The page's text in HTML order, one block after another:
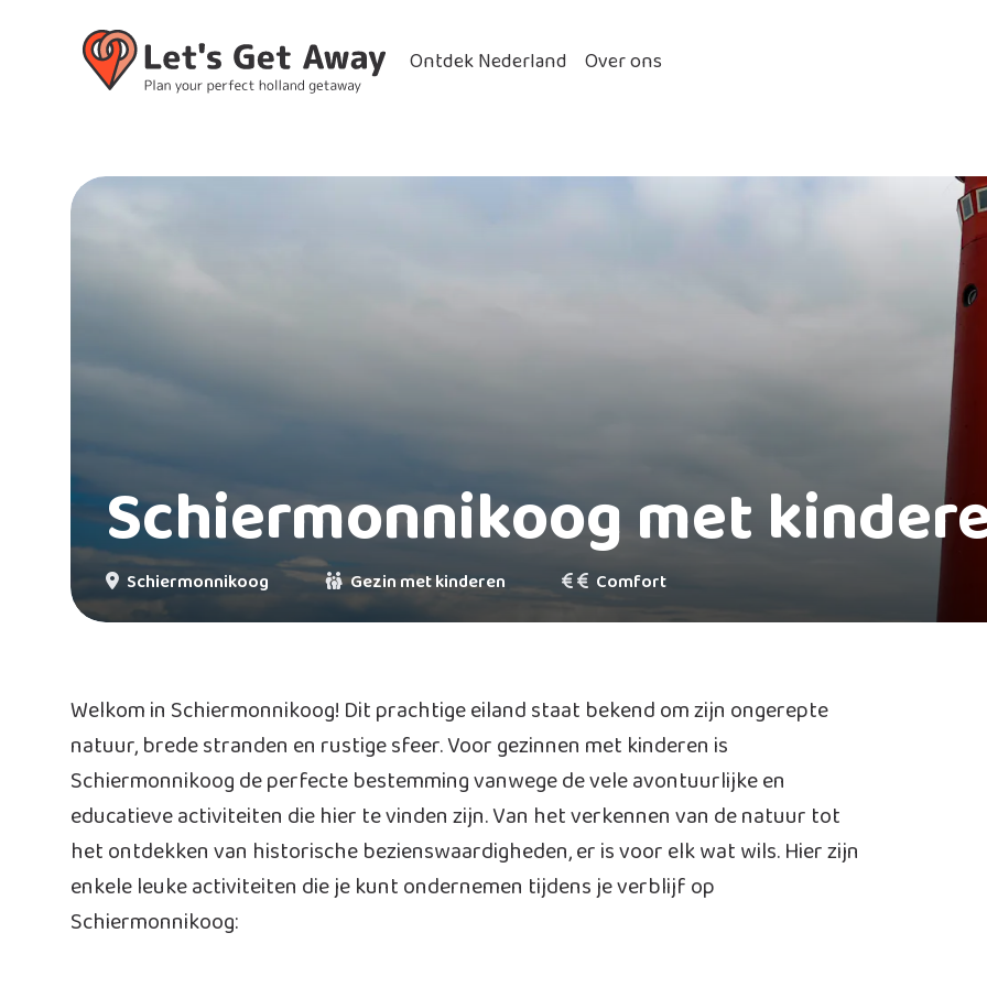
Ontdek Nederland Over ons
Schiermonnikoog met
Schiermonnikoog Gezin met kinderen Comfort
Welkom in Schiermonnikoog! Dit prachtige eiland staat bekend om zijn ongerepte
natuur, brede stranden en rustige sfeer. Voor gezinnen met kinderen is
Schiermonnikoog de perfecte bestemming vanwege de vele avontuurlijke en
educatieve activiteiten die hier te vinden zijn. Van het verkennen van de natuur tot
het ontdekken van historische bezienswaardigheden, er is voor elk wat wils. Hier zijn
enkele leuke activiteiten die je kunt ondernemen tijdens je verblijf op
Schiermonnikoog: